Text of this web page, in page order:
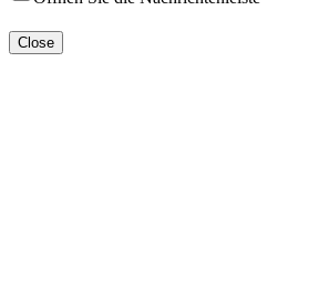
Close